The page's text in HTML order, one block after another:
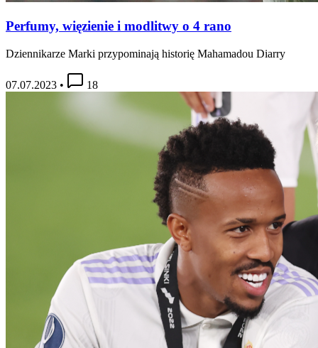
Perfumy, więzienie i modlitwy o 4 rano
Dziennikarze Marki przypominają historię Mahamadou Diarry
07.07.2023 • 18